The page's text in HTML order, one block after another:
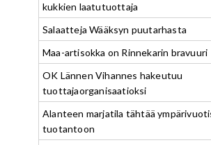
kukkien laatutuottaja
Salaatteja Wääksyn puutarhasta
Maa-artisokka on Rinnekarin bravuuri
OK Lännen Vihannes hakeutuu
tuottajaorganisaatioksi
Alanteen marjatila tähtää
tuotantoon